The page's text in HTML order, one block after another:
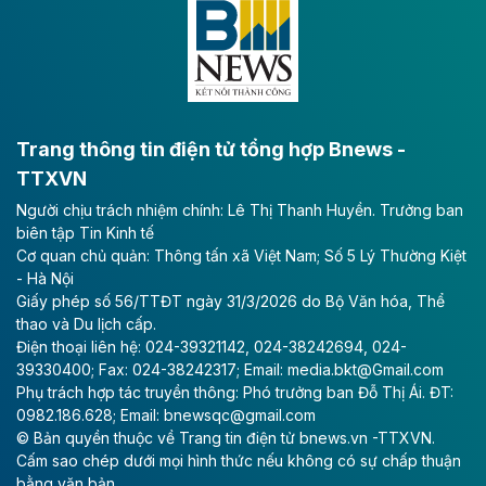
lực phát triển kinh tế - xã hội khu vực phía Nam đồng
Long Thành
Tổng công ty Cảng hàng không Việt Nam - CTCP
(ACV) vừa lập kỷ lục mới về lợi nhuận trong quý
II/2026.
Theo baodautu.vn
Vinaconex lập đỉnh doanh thu
Tổng CTCP Xuất nhập khẩu và Xây dựng Việt Nam
(Vinaconex) đã khép lại nửa đầu năm với doanh thu
thuần gần 7.268 tỷ đồng, tăng 4% so với cùng kỳ và
cũng là mức cao nhất lịch sử hoạt động của doanh
nghiệp.
Trang thông tin điện tử tổng hợp Bnews -
TTXVN
Người chịu trách nhiệm chính: Lê Thị Thanh Huyền. Trưởng ban
biên tập Tin Kinh tế
Cơ quan chủ quản: Thông tấn xã Việt Nam; Số 5 Lý Thường Kiệt
- Hà Nội
Giấy phép số 56/TTĐT ngày 31/3/2026 do Bộ Văn hóa, Thể
thao và Du lịch cấp.
Điện thoại liên hệ: 024-39321142, 024-38242694, 024-
39330400; Fax: 024-38242317; Email: media.bkt@Gmail.com
Phụ trách hợp tác truyền thông: Phó trưởng ban Đỗ Thị Ái. ĐT:
0982.186.628; Email: bnewsqc@gmail.com
© Bản quyền thuộc về Trang tin điện tử bnews.vn -TTXVN.
Cấm sao chép dưới mọi hình thức nếu không có sự chấp thuận